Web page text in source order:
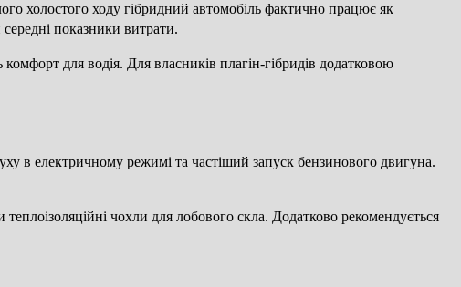
холостого ходу гібридний автомобіль фактично працює як
показники витрати.
для водія. Для власників плагін-гібридів додатковою
в електричному режимі та частіший запуск бензинового двигуна.
чохли для лобового скла. Додатково рекомендується